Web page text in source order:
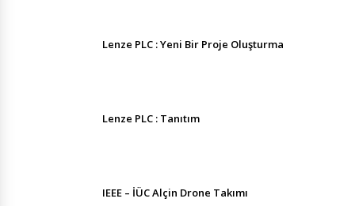
Lenze PLC : Yeni Bir Proje Oluşturma
Lenze PLC : Tanıtım
IEEE – İÜC Alçin Drone Takımı